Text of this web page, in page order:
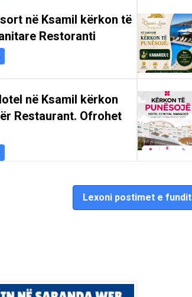
në Ksamil kërkon të
Restoranti
në Ksamil kërkon
Restaurant. Ofrohet
Lexoni postimet e fundit